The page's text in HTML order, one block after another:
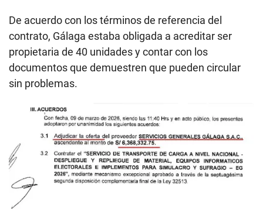
De acuerdo con los términos de referencia del
contrato, Gálaga estaba obligada a acreditar ser
propietaria de 40 unidades y contar con los
documentos que demuestren que pueden circular
sin problemas.